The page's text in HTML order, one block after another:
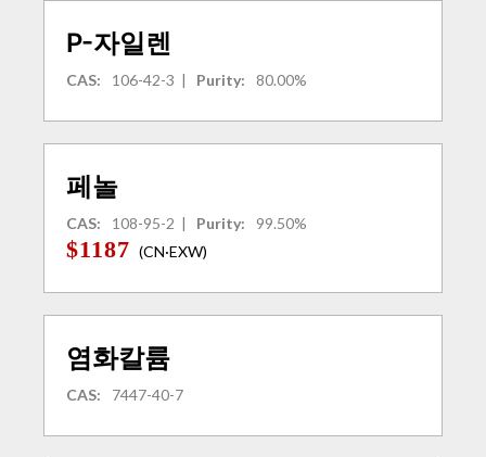
P-자일렌
CAS: 106-42-3 | Purity: 80.00%
페놀
CAS: 108-95-2 | Purity: 99.50%
$1187 (CN·EXW)
염화칼륨
CAS: 7447-40-7